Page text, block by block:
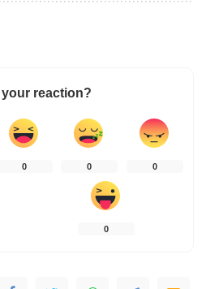
your reaction?
0 0 0
0